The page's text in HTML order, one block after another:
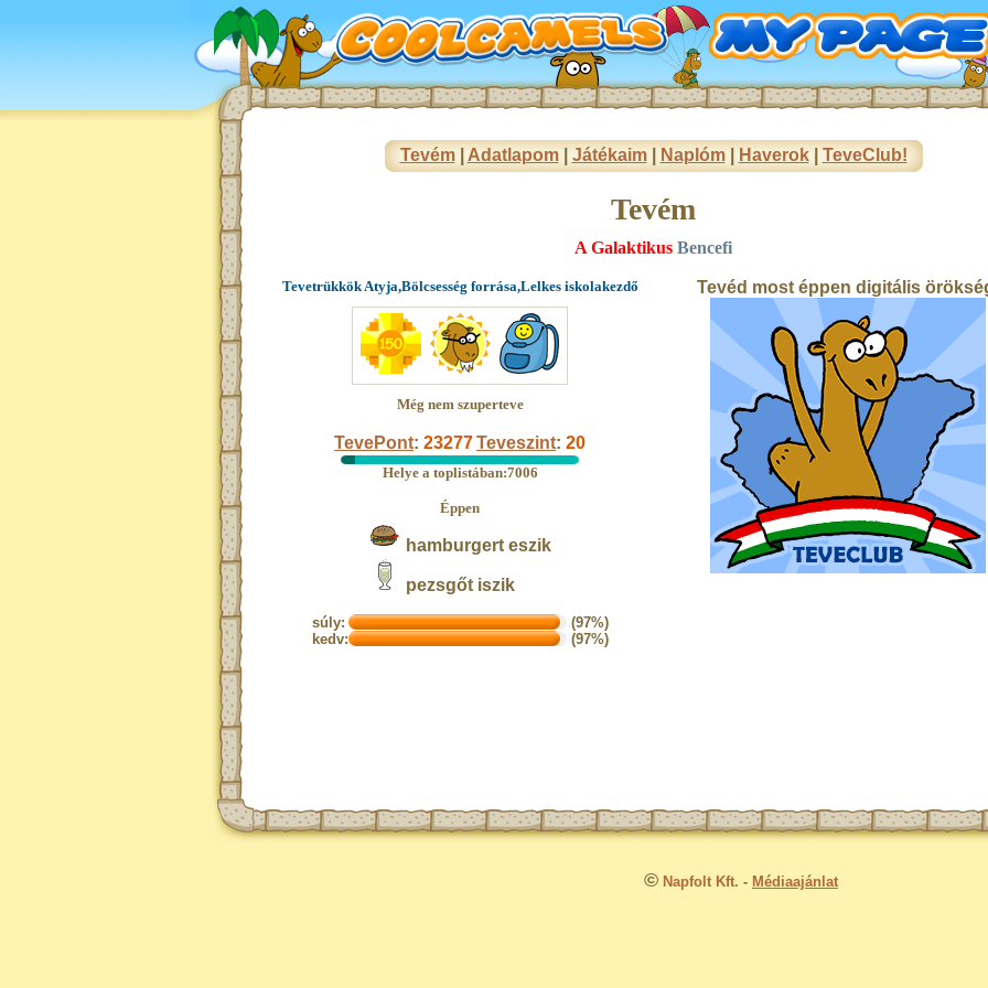
Tevém| Adatlapom| Játékaim| Naplóm| Haverok| TeveClub!
Tevém
A Galaktikus Bencefi
Tevetrükkök Atyja,Bölcsesség forrása,Lelkes iskolakezdő
Még nem szuperteve
TevePont: 23277Teveszint: 20
Helye a toplistában:7006
Éppen
hamburgert eszik
pezsgőt iszik
súly:
(97%)
kedv:
(97%)
Tevéd most éppen digitális
© Napfolt Kft. - Médiaajánlat